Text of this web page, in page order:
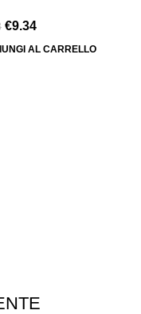
€9.34
AL CARRELLO